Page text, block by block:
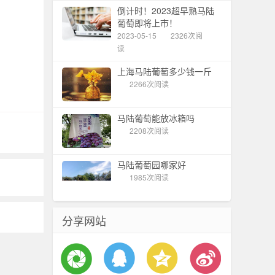
倒计时！2023超早熟马陆
葡萄即将上市！
2023-05-15
2326次阅
读
上海马陆葡萄多少钱一斤
2266次阅读
马陆葡萄能放冰箱吗
2208次阅读
马陆葡萄园哪家好
1985次阅读
分享网站